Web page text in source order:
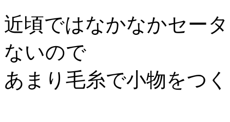
近頃ではなかなかセー
ないので
あまり毛糸で小物をつ